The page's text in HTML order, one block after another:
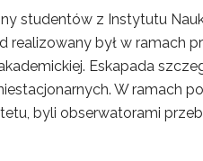
studentów z Instytutu
realizowany był w ramach
Eskapada
W ramach
byli obserwatorami